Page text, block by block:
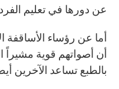
عن دورها في تعليم الفرد
أما عن رؤساء الأساقفة
أن أصواتهم قوية مشيراً
بالطبع تساعد الآخرين